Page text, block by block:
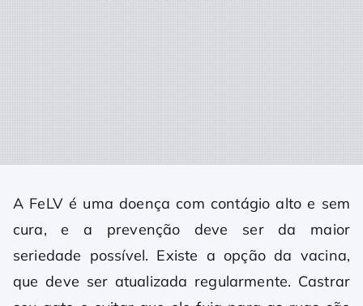
A FeLV é uma doença com contágio alto e sem
cura, e a prevenção deve ser da maior
seriedade possível. Existe a opção da vacina,
que deve ser atualizada regularmente. Castrar